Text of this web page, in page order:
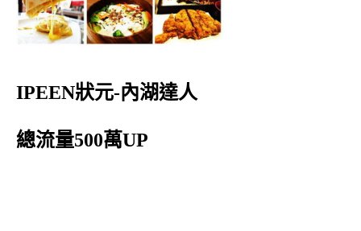
IPEEN狀元-內湖達人
總流量500萬UP